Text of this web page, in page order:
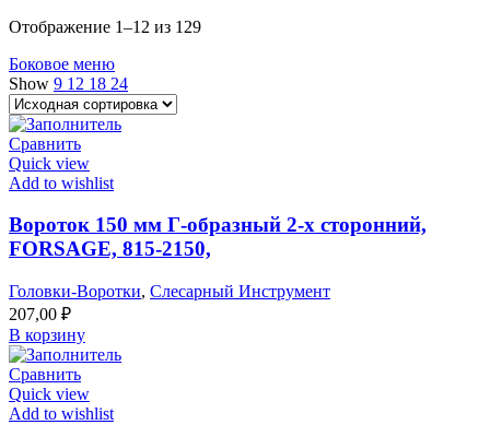
Отображение 1–12 из 129
Боковое меню
Show 9 12 18 24
Сравнить
Quick view
Add to wishlist
Вороток 150 мм Г-образный 2-х сторонний,
FORSAGE, 815-2150,
Головки-Воротки, Слесарный Инструмент
207,00 ₽
В корзину
Сравнить
Quick view
Add to wishlist